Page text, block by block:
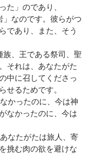
た」のであり、
」なのです。彼らがつ
であり、また、そう
族、王である祭司、聖
それは、あなたがた
中に召してくださっ
せるためです。
かったのに、今は神
なかったのに、今は
なたがたは旅人、寄
挑む肉の欲を避けな